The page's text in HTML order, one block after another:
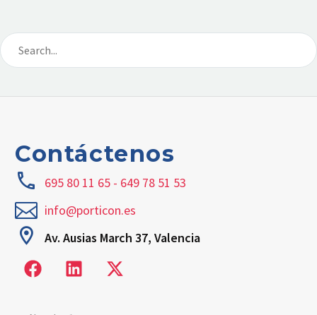
Contáctenos
695 80 11 65 - 649 78 51 53
info@porticon.es
Av. Ausias March 37, Valencia